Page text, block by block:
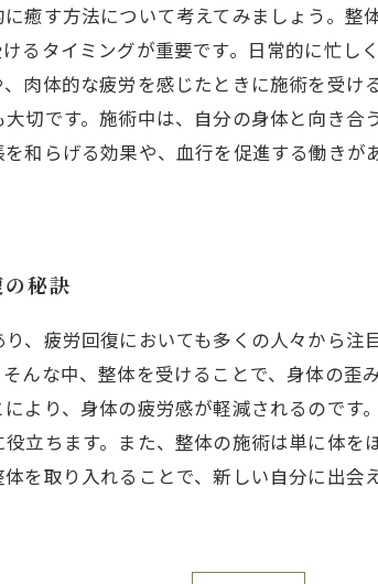
癒す方法について考えてみましょう。
るタイミングが重要です。日常的に忙
肉体的な疲労を感じたときに施術を受
切です。施術中は、自分の身体と向き
和らげる効果や、血行を促進する働き
秘訣
、疲労回復においても多くの人々から
んな中、整体を受けることで、身体の
より、身体の疲労感が軽減されるので
立ちます。また、整体の施術は単に体
を取り入れることで、新しい自分に出